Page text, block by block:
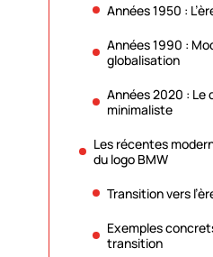
Années 1950 :
Années 1990 :
globalisation
Années 2020 : Le
minimaliste
Les récentes
du logo BMW
Transition vers
Exemples
transition